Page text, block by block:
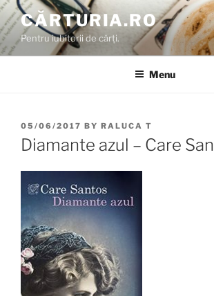
Skip
to
content
CĂRTURIA.RO
Pentru iubitorii de cărți.
Menu
POSTED
ON
05/06/2017 BY RALUCA T
Diamante azul – Care